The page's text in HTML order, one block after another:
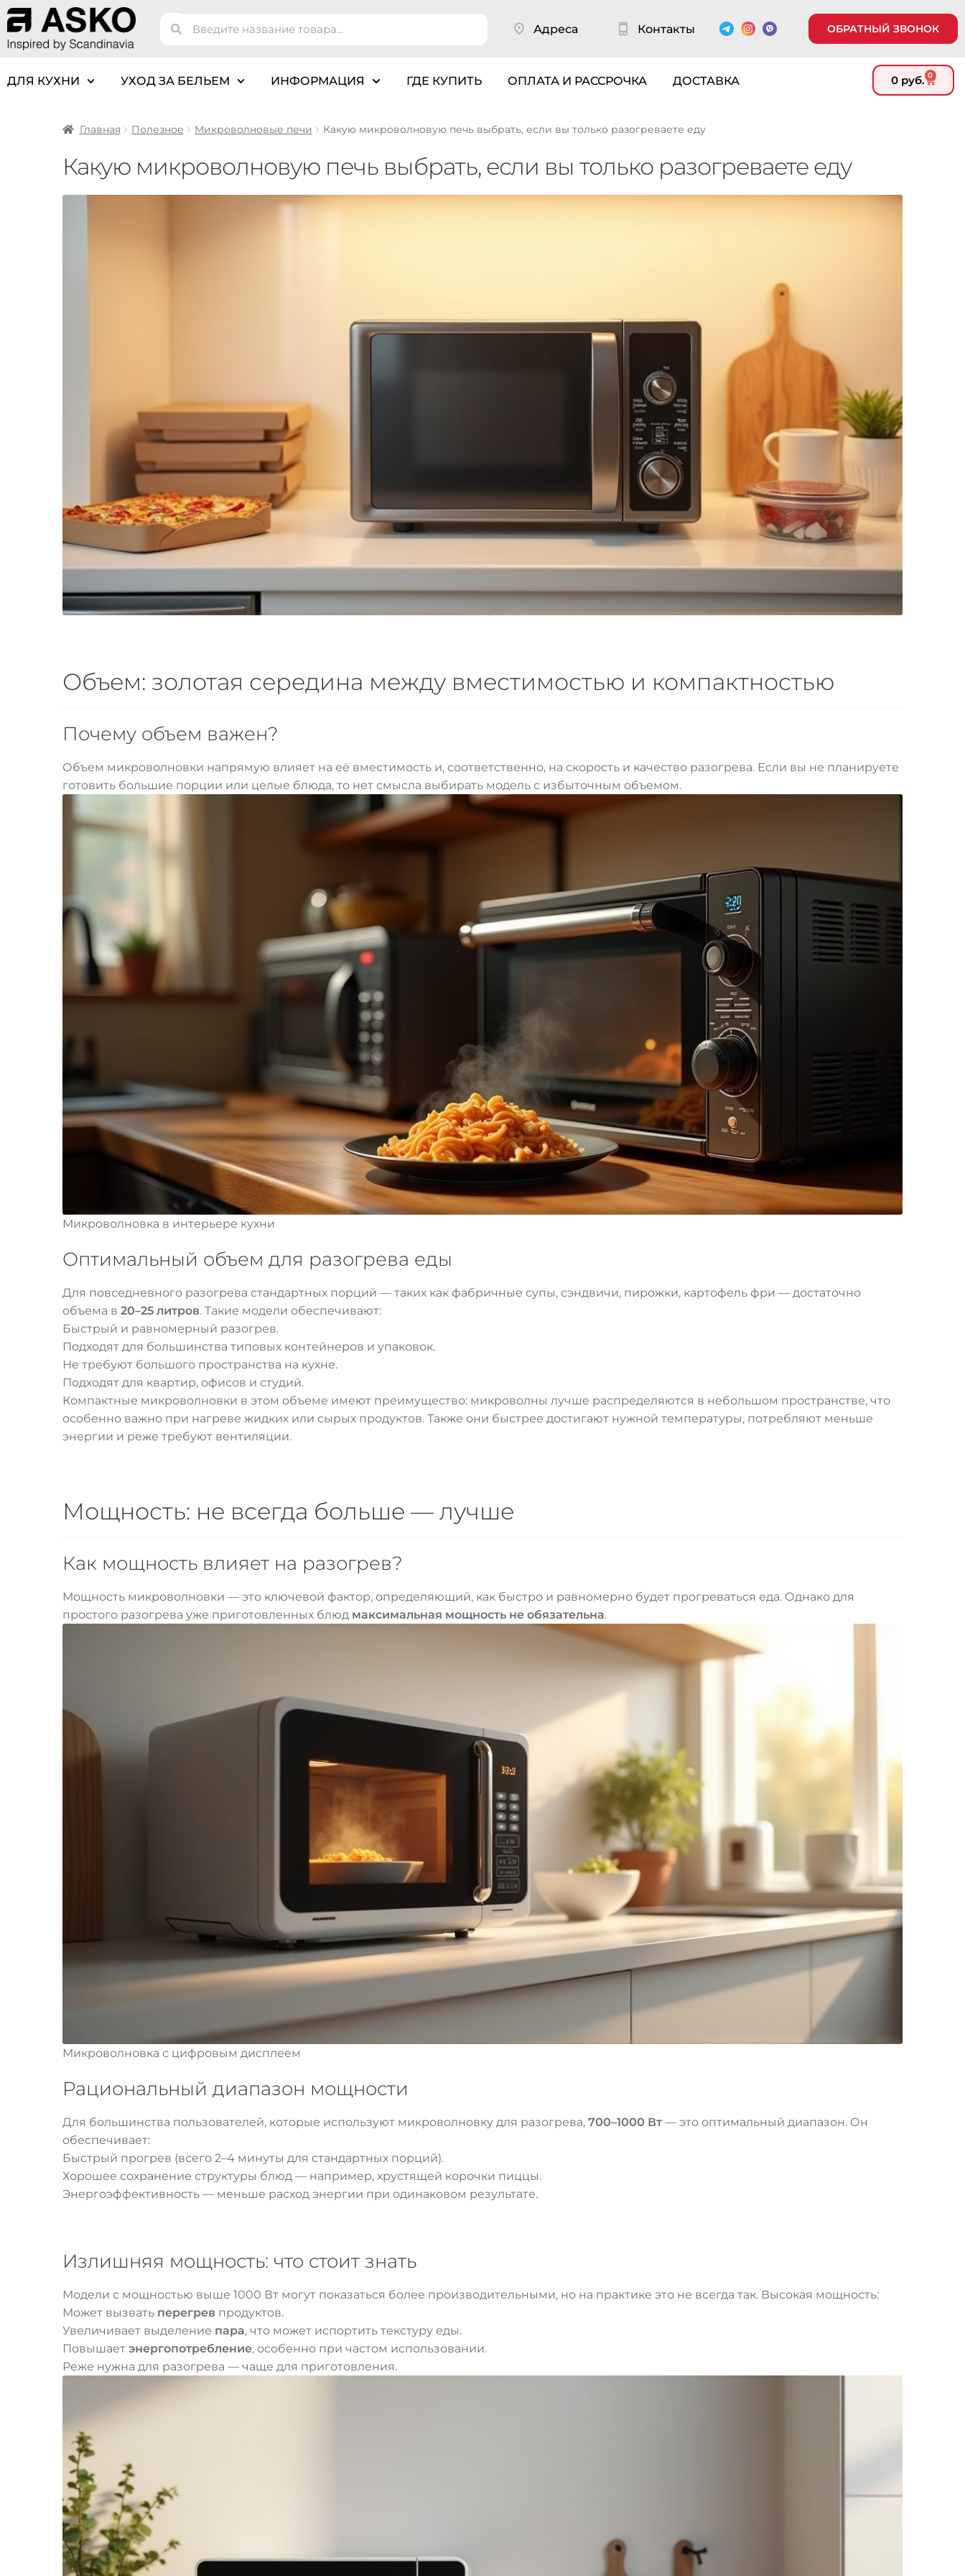
Адреса Контакты ОБРАТНЫЙ ЗВОНОК
ДЛЯ КУХНИ УХОД ЗА БЕЛЬЕМ ИНФОРМАЦИЯ ГДЕ КУПИТЬ ОПЛАТА И РАССРОЧКА ДОСТАВКА 0 руб. 0
Главная Полезное Микроволновые печи Какую микроволновую печь выбрать, если вы только разогреваете еду
Какую микроволновую печь выбрать, если вы только разогреваете еду
Объем: золотая середина между вместимостью и компактностью
Почему объем важен?
Объем микроволновки напрямую влияет на её вместимость и, соответственно, на скорость и качество разогрева. Если вы не планируете
готовить большие порции или целые блюда, то нет смысла выбирать модель с избыточным объемом.
Микроволновка в интерьере кухни
Оптимальный объем для разогрева еды
Для повседневного разогрева стандартных порций — таких как фабричные супы, сэндвичи, пирожки, картофель фри — достаточно
объема в 20–25 литров. Такие модели обеспечивают:
Быстрый и равномерный разогрев.
Подходят для большинства типовых контейнеров и упаковок.
Не требуют большого пространства на кухне.
Подходят для квартир, офисов и студий.
Компактные микроволновки в этом объеме имеют преимущество: микроволны лучше распределяются в небольшом пространстве, что
особенно важно при нагреве жидких или сырых продуктов. Также они быстрее достигают нужной температуры, потребляют меньше
энергии и реже требуют вентиляции.
Мощность: не всегда больше — лучше
Как мощность влияет на разогрев?
Мощность микроволновки — это ключевой фактор, определяющий, как быстро и равномерно будет прогреваться еда. Однако для
простого разогрева уже приготовленных блюд максимальная мощность не обязательна.
Микроволновка с цифровым дисплеем
Рациональный диапазон мощности
Для большинства пользователей, которые используют микроволновку для разогрева, 700–1000 Вт — это оптимальный диапазон. Он
обеспечивает:
Быстрый прогрев (всего 2–4 минуты для стандартных порций).
Хорошее сохранение структуры блюд — например, хрустящей корочки пиццы.
Энергоэффективность — меньше расход энергии при одинаковом результате.
Излишняя мощность: что стоит знать
Модели с мощностью выше 1000 Вт могут показаться более производительными, но на практике это не всегда так. Высокая мощность:
Может вызвать перегрев продуктов.
Увеличивает выделение пара, что может испортить текстуру еды.
Повышает энергопотребление, особенно при частом использовании.
Реже нужна для разогрева — чаще для приготовления.